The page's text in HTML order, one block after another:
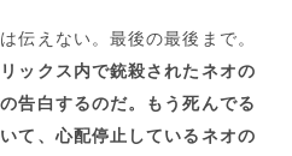
伝えない。最後の最後まで。
ックス内で銃殺されたネオの
告白するのだ。もう死んでる
て、心配停止しているネオの